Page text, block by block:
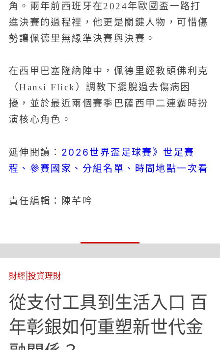
角。兩年前西班牙在2024年歐國盃一路打
進決賽的過程裡，他更是關鍵人物，可惜傷
勢讓佩德里無緣準決賽與決賽。
在西甲巴塞隆納陣中，佩德里經教頭佛利克
（Hansi Flick）調教下擺脫過去傷病困
擾，並於最近兩個賽季巴薩西甲二連霸時扮
演核心角色。
延伸閱讀： 2026世界盃足球賽》世足賽
程、參賽國家、分組名單、時間地點一次看
責任編輯：陳芊吟
財經 投資理財
從支付工具到生活入口 百
年彰銀如何重塑新世代金